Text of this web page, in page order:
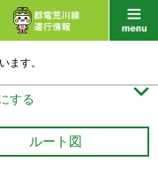
ます。
する 
ルート図